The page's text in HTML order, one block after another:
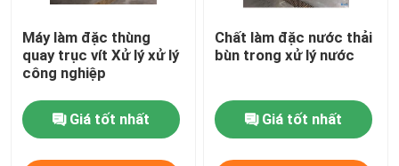
Chất làm đặc nước thải
Máy pha trộn khí khí SSI
Máy tách chất lỏng rắn
Máy làm đặc thùng
quay trục vít Xử lý xử lý
công nghiệp
Giá tốt nhất
Chất làm đặc nước thải
bùn trong xử lý nước
Giá tốt nhất